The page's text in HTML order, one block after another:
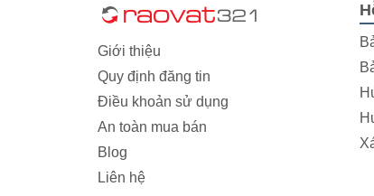
Giới thiệu
Quy định đăng tin
Điều khoản sử dụng
An toàn mua bán
Blog
Liên hệ